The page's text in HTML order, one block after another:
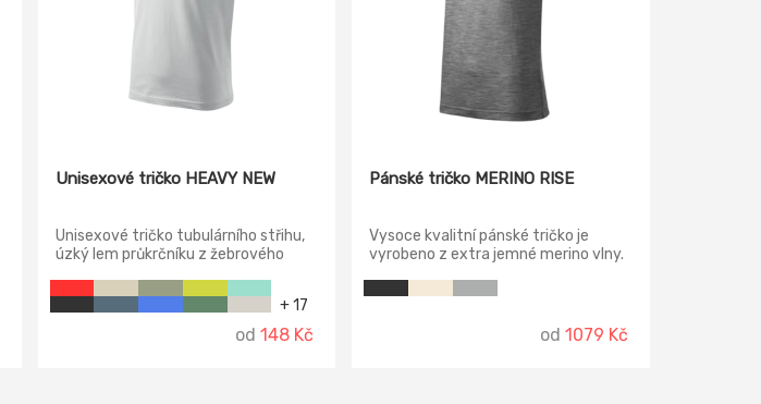
Unisexové tričko HEAVY NEW
Unisexové tričko tubulárního střihu,
úzký lem průkrčníku z žebrového
+ 17
od148 Kč
Pánské tričko MERINO RISE
Vysoce kvalitní pánské tričko je
vyrobeno z extra jemné merino vlny.
s bočními švy, úzký lem průkrčníku z
vrchového materiálu, vnitřní část
od 1079 Kč